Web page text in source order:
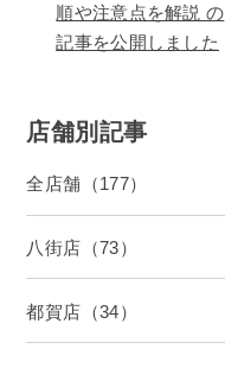
順や注意点を解説 の
記事を公開しました
店舗別記事
全店舗（177）
八街店（73）
都賀店（34）